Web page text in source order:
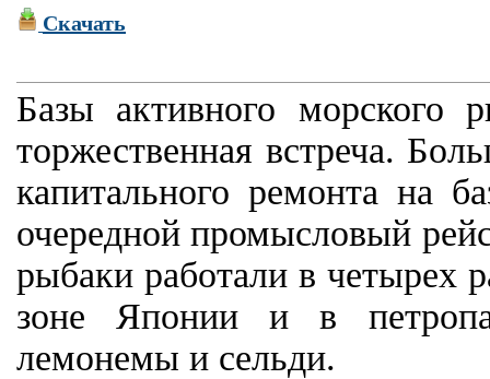
Скачать
Базы активного морского
торжественная встреча.
капитального ремонта на
очередной промысловый
рыбаки работали в четырех
зоне Японии и в
лемонемы и сельди.